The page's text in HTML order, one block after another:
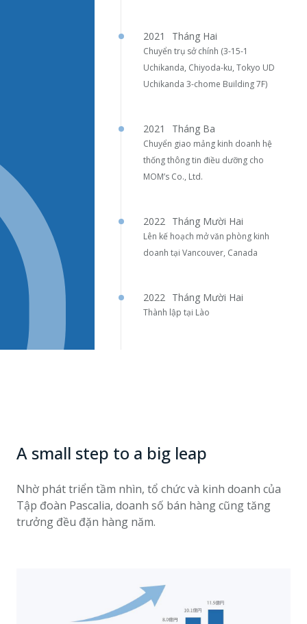
2021 Tháng Hai
Chuyển trụ sở chính (3-15-1
Uchikanda, Chiyoda-ku, Tokyo UD
Uchikanda 3-chome Building 7F)
2021 Tháng Ba
Chuyển giao mảng kinh doanh hệ
thống thông tin điều dưỡng cho
MOM’s Co., Ltd.
2022 Tháng Mười Hai
Lên kế hoạch mở văn phòng kinh
doanh tại Vancouver, Canada
2022 Tháng Mười Hai
Thành lập tại Lào
A small step to a big leap
Nhờ phát triển tầm nhìn, tổ chức và kinh doanh của
Tập đoàn Pascalia, doanh số bán hàng cũng tăng
trưởng đều đặn hàng năm.